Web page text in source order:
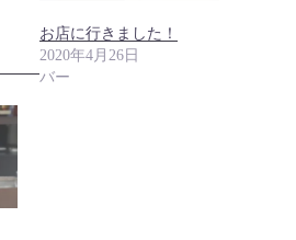
お店に行きました！
2020年4月26日
バー